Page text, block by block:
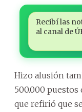
Recibí las
al canal de
Hizo alusión
500.000 puestos
que refirió que